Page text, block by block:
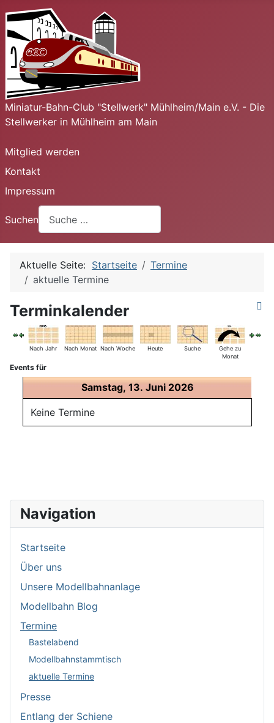
Miniatur-Bahn-Club "Stellwerk" Mühlheim/Main e.V. - Die
Stellwerker in Mühlheim am Main
Mitglied werden
Kontakt
Impressum
Suchen
Aktuelle Seite: Startseite
Termine
aktuelle Termine
Terminkalender
Nach Jahr Nach Monat Nach Woche Heute Suche
Gehe zu
Monat
Events für
Samstag, 13. Juni 2026
Keine Termine
Navigation
Startseite
Über uns
Unsere Modellbahnanlage
Modellbahn Blog
Termine
Bastelabend
Modellbahnstammtisch
aktuelle Termine
Presse
Entlang der Schiene